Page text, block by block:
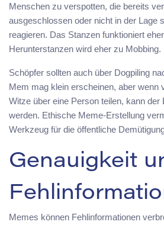
Menschen zu verspotten, die bereits
ausgeschlossen oder nicht in der Lage
reagieren. Das Stanzen funktioniert
Herunterstanzen wird eher zu Mobbing.
Schöpfer sollten auch über Dogpiling
Mem mag klein erscheinen, aber wenn
Witze über eine Person teilen, kann der
werden. Ethische Meme-Erstellung
Werkzeug für die öffentliche
Genauigkeit
Memes können Fehlinformationen